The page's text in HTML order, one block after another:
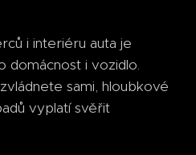
i interiéru auta je
domácnost i vozidlo.
sami, hloubkové
vyplatí svěřit